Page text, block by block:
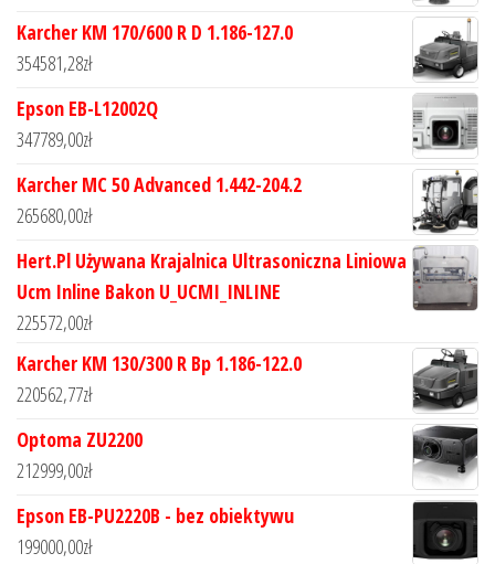
Karcher KM 170/600 R D 1.186-127.0
354581,28zł
Epson EB-L12002Q
347789,00zł
Karcher MC 50 Advanced 1.442-204.2
265680,00zł
Hert.Pl Używana Krajalnica Ultrasoniczna Liniowa
Ucm Inline Bakon U_UCMI_INLINE
225572,00zł
Karcher KM 130/300 R Bp 1.186-122.0
220562,77zł
Optoma ZU2200
212999,00zł
Epson EB-PU2220B - bez obiektywu
199000,00zł